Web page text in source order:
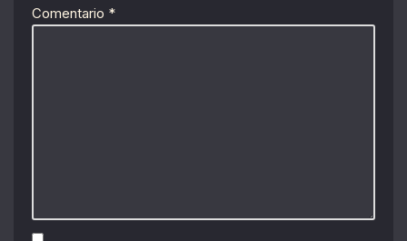
Comentario *